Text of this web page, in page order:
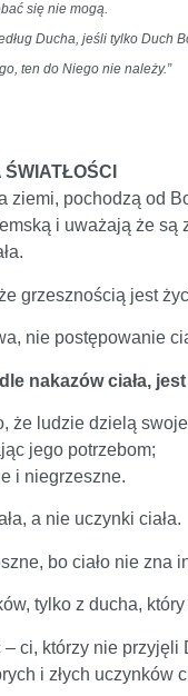
się nie mogą.
Ducha, jeśli tylko Duch
ten do Niego nie należy.”
ziemi, pochodzą od
i uważają że
grzesznością jest
nie postępowanie
nakazów ciała,
że ludzie dzielą
jego potrzebom;
i niegrzeszne.
a nie uczynki ciała.
bo ciało nie zna
tylko z ducha,
ci, którzy nie
i złych uczynków